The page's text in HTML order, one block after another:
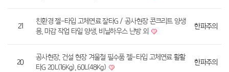
21
친환경 젤-타입 고체연료 잘타G / 공사현장 콘크리트 양생
용, 마감 작업 타일 양생, 비닐하우스 난방 외
한파주의
20
공사현장, 건설 현장 겨울철 필수품 젤-타입 고체연료 활활
타G 20L(16Kg), 60L(48Kg)
한파주의